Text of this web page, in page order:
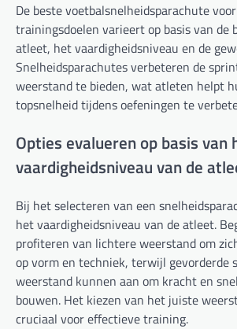
De beste voetbalsnelheidsparachute
trainingsdoelen varieert op basis van de
atleet, het vaardigheidsniveau en de
Snelheidsparachutes verbeteren de
weerstand te bieden, wat atleten helpt
topsnelheid tijdens oefeningen te
Opties evalueren op basis van
vaardigheidsniveau van de
Bij het selecteren van een
het vaardigheidsniveau van de atleet.
profiteren van lichtere weerstand om
op vorm en techniek, terwijl gevorderde
weerstand kunnen aan om kracht en
bouwen. Het kiezen van het juiste
cruciaal voor effectieve training.